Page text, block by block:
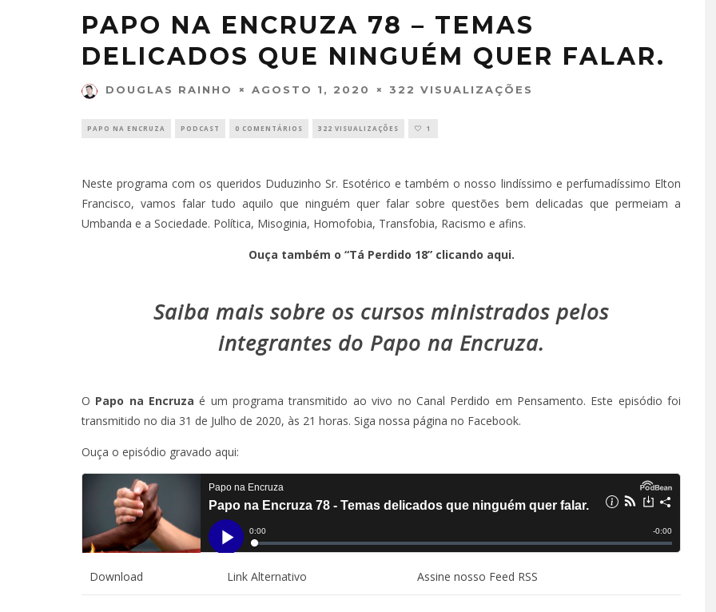
PAPO NA ENCRUZA 78 – TEMAS
DELICADOS QUE NINGUÉM QUER FALAR.
DOUGLAS RAINHO AGOSTO 1, 2020 322 VISUALIZAÇÕES
PAPO NA ENCRUZA PODCAST 0 COMENTÁRIOS 322 VISUALIZAÇÕES 1
Neste programa com os queridos Duduzinho Sr. Esotérico e também o nosso lindíssimo e perfumadíssimo Elton
Francisco, vamos falar tudo aquilo que ninguém quer falar sobre questões bem delicadas que permeiam a
Umbanda e a Sociedade. Política, Misoginia, Homofobia, Transfobia, Racismo e afins.
Ouça também o “Tá Perdido 18” clicando aqui.
Saiba mais sobre os cursos ministrados pelos
integrantes do Papo na Encruza.
O Papo na Encruzaé um programa transmitido ao vivo no Canal Perdido em Pensamento. Este episódio foi
transmitido no dia 31 de Julho de 2020, às 21 horas. Siga nossa página no Facebook.
Ouça o episódio gravado aqui:
Download Link Alternativo Assine nosso Feed RSS